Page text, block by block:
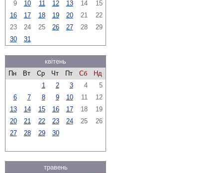
9
10 11 12 13 14
15
16
17 18 19 20 21
22
23
24 25 26 27 28
29
30
31
квітень
Пн
Вт Ср Чт Пт Сб
Нд
1
2 3 4
5
6
7 8 9 10 11
12
13
14 15 16 17 18
19
20
21 22 23 24 25
26
27
28 29 30
травень